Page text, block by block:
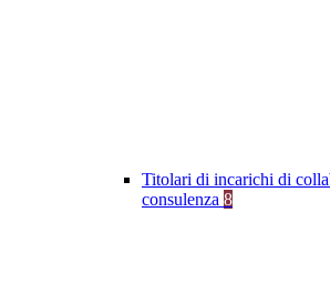
Titolari di incarichi di
consulenza 8